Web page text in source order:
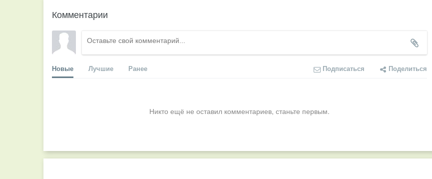
Комментарии
Новые Лучшие Ранее Подписаться Поделиться
Никто ещё не оставил комментариев, станьте первым.